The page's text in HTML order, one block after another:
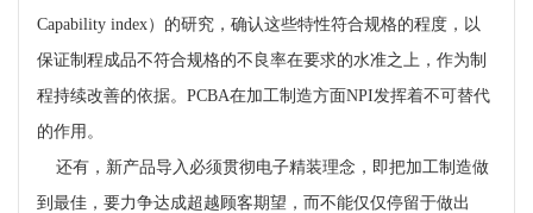
Capability index）的研究，确认这些特性符合规格的程度，以
保证制程成品不符合规格的不良率在要求的水准之上，作为制
程持续改善的依据。 PCBA在加工制造方面NPI发挥着不可替代
的作用。
还有，新产品导入必须贯彻电子精装理念，即把加工制造做
到最佳，要力争达成超越顾客期望，而不能仅仅停留于做出